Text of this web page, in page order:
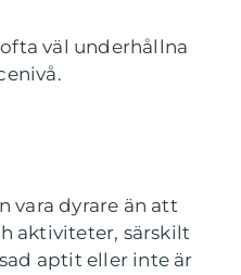
väl underhållna
vara dyrare än att
aktiviteter, särskilt
aptit eller inte är